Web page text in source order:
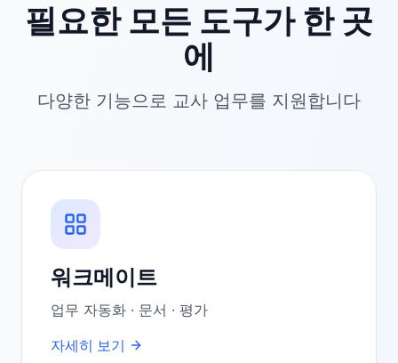
필요한 모든 도구가 한 곳
에
다양한 기능으로 교사 업무를 지원합니다
워크메이트
업무 자동화 · 문서 · 평가
자세히 보기